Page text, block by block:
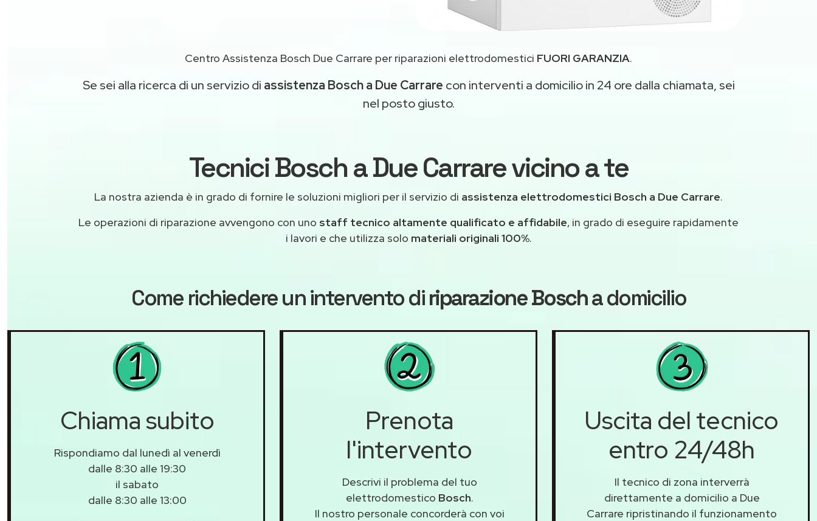
Centro Assistenza Bosch Due Carrare per riparazioni elettrodomestici FUORI GARANZIA.
Se sei alla ricerca di un servizio di assistenza Bosch a Due Carrare con interventi a domicilio in 24 ore dalla chiamata, sei
nel posto giusto.
Tecnici Bosch a Due Carrare vicino a te
La nostra azienda è in grado di fornire le soluzioni migliori per il servizio di assistenza elettrodomestici Bosch a Due Carrare.
Le operazioni di riparazione avvengono con uno staff tecnico altamente qualificato e affidabile, in grado di eseguire rapidamente
i lavori e che utilizza solo materiali originali 100%.
Come richiedere un intervento diriparazione Boscha domicilio
Chiama subito
Rispondiamo dal lunedì al venerdì
dalle 8:30 alle 19:30
il sabato
dalle 8:30 alle 13:00
Prenota
l'intervento
Descrivi il problema del tuo
elettrodomestico Bosch.
Il nostro personale concorderà con voi
Uscita del tecnico
entro 24/48h
Il tecnico di zona interverrà
direttamente a domicilio a Due
Carrare ripristinando il funzionamento